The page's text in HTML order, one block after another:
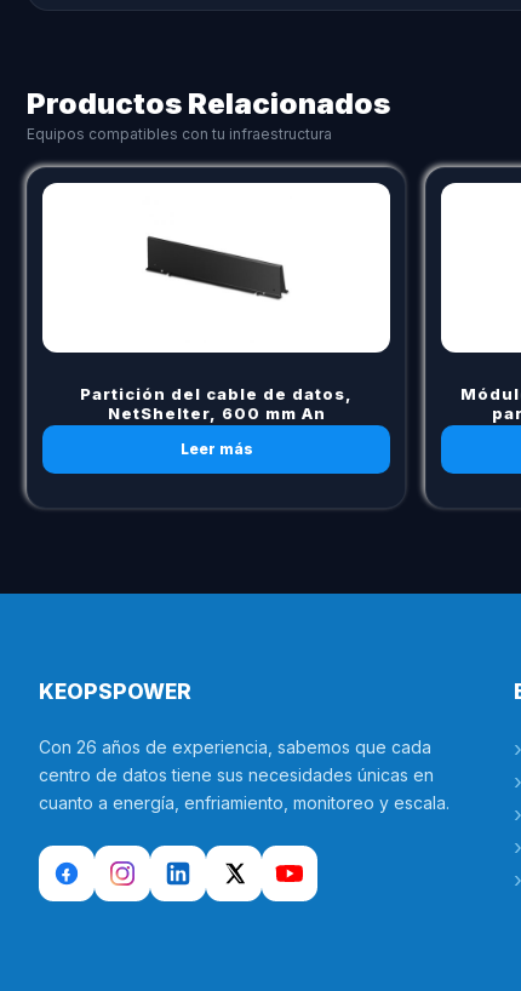
Productos Relacionados
Equipos compatibles con tu infraestructura
Partición del cable de datos,
NetShelter, 600 mm An
Leer más
KEOPSPOWER
Con 26 años de experiencia, sabemos que cada
centro de datos tiene sus necesidades únicas en
cuanto a energía, enfriamiento, monitoreo y escala.